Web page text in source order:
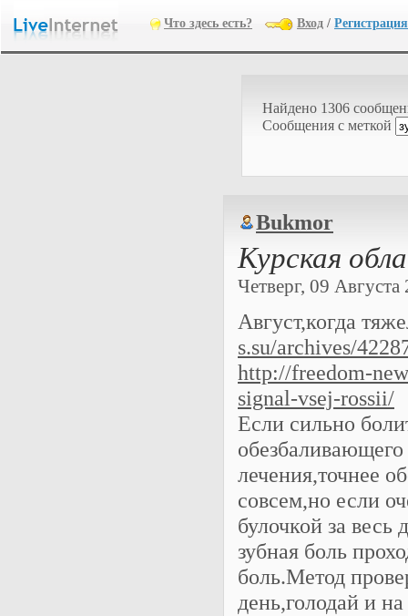
Что здесь есть? Вход / Регистрация
Найдено 1306
Cообщения с меткой
Bukmor
Курская
Четверг, 09
Август,когда
s.su/archives/
http://freedom-
signal-vsej-rossii/
Если сильно
лечения,точнее
совсем,но если
булочкой за весь
зубная боль
боль.Метод
день,голодай и